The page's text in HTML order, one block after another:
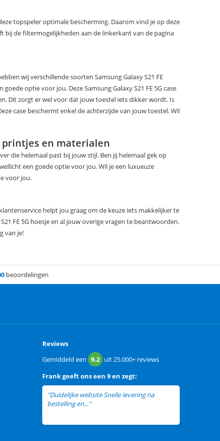
topspeler optimale bescherming. Daarom vind je op deze
bij de filtermogelijkheden aan de linkerkant van de pagina
wij verschillende soorten Samsung Galaxy S21 FE
optie voor jou. Deze Samsung Galaxy S21 FE 5G case
Dit zorgt er wel voor dat jouw toestel iets dikker wordt. Is
case beschermt enkel de achterzijde van jouw toestel. Wil
printjes en materialen
die helemaal past bij jouw stijl. Ben jij helemaal gek op
een goede optie voor jou. Wil je een luxueuze
voor jou.
helpt jou graag om de keuze iets makkelijker te
FE 5G hoesje en al jouw overige vragen te beantwoorden.
van je!
beoordelingen
Reviews
Gemiddeld een 9.2 uit25.000+ reviews
Frankgeeft ons een 9 en zegt:
"Duidelijke website Snelle levering na
bestelling en..."